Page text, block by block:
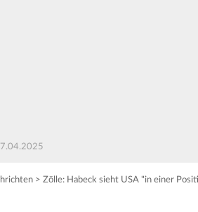
> Zölle: Habeck sieht USA "in einer